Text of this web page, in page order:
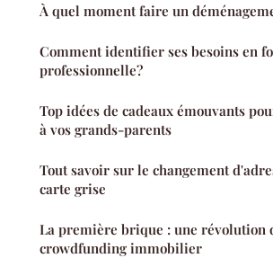
À quel moment faire un
Comment identifier ses besoins en
professionnelle?
Top idées de cadeaux émouvants
à vos grands-parents
Tout savoir sur le changement
carte grise
La première brique : une révolution
crowdfunding immobilier